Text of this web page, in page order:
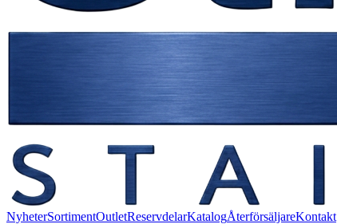
NyheterSortimentOutletReservdelarKatalogÅterförsäljareKontakt